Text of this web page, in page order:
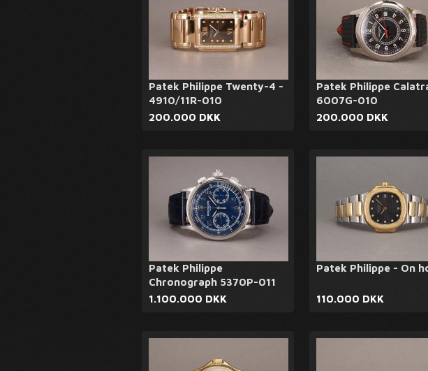
Patek Philippe Twenty-4 -
4910/11R-010
200.000 DKK
Patek Philippe
6007G-010
200.000 DKK
Patek Philippe
Chronograph 5370P-011
1.100.000 DKK
Patek Philippe - On
110.000 DKK